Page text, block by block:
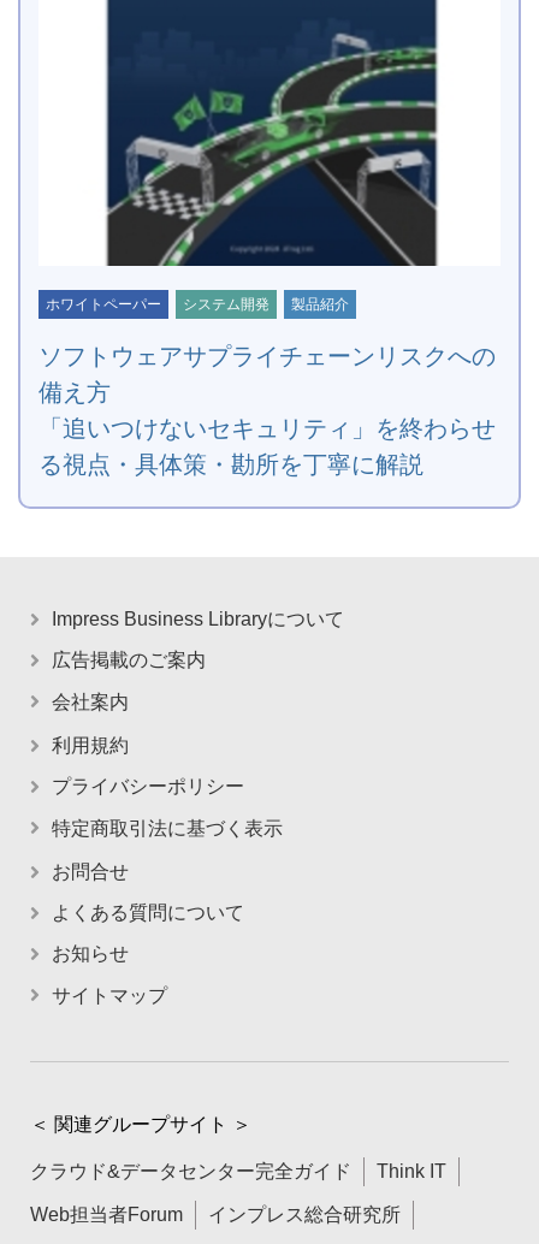
ホワイトペーパー システム開発 製品紹介
ソフトウェアサプライチェーンリスクへの
備え方
「追いつけないセキュリティ」を終わらせ
る視点・具体策・勘所を丁寧に解説
Impress Business Libraryについて
広告掲載のご案内
会社案内
利用規約
プライバシーポリシー
特定商取引法に基づく表示
お問合せ
よくある質問について
お知らせ
サイトマップ
＜ 関連グループサイト ＞
クラウド&データセンター完全ガイド Think IT
Web担当者Forum インプレス総合研究所